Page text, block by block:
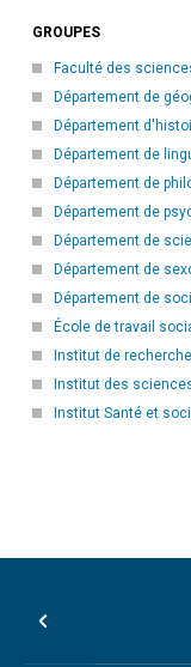
GROUPES
Faculté des
Département de
Département
Département de
Département de
Département de
Département de
Département de
Département de
École de travail
Institut de
Institut des
Institut Santé et